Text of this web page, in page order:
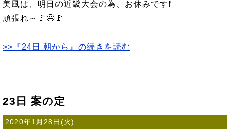
美風は、明日の近畿大会の為、お休みです❗
頑張れ～🚩😃🚩
>>『24日 朝から』の続きを読む
23日 案の定
2020年1月28日(火)